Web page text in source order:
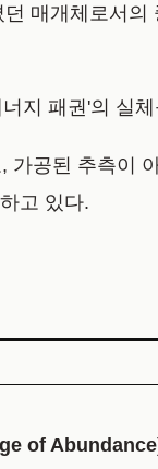
매개체로서
지 패권'의 실
공된 추측이
고 있다.
of